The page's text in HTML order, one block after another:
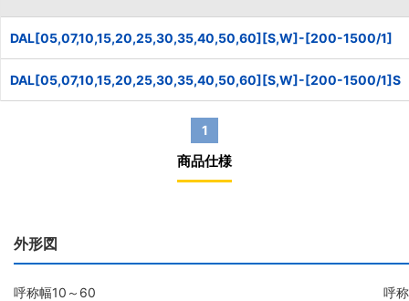
DAL[05,07,10,15,20,25,30,35,40,50,60][S,W]-[200-1500/1]
DAL[05,07,10,15,20,25,30,35,40,50,60][S,W]-[200-1500/1]S
1
商品仕様
外形図
呼称幅10～60 呼